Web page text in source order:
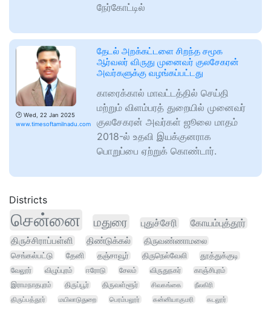
நேர்கோட்டில்
🕑 Wed, 22 Jan 2025
www.timesoftamilnadu.com
தேடல் அறக்கட்டளை சிறந்த சமூக
ஆர்வலர் விருது முனைவர் குலசேகரன்
அவர்களுக்கு வழங்கப்பட்டது
காரைக்கால் மாவட்டத்தில் செய்தி
மற்றும் விளம்பரத் துறையில் முனைவர்
குலசேகரன் அவர்கள் ஜூலை மாதம்
2018-ல் உதவி இயக்குனராக
பொறுப்பை ஏற்றுக் கொண்டார்.
Districts
சென்னை மதுரை புதுச்சேரி கோயம்புத்தூர்
திருச்சிராப்பள்ளி திண்டுக்கல்
திருவண்ணாமலை
செங்கல்பட்டு
தேனி தஞ்சாவூர் திருநெல்வேலி
தூத்துக்குடி
வேலூர்
விழுப்புரம் ஈரோடு சேலம் விருதுநகர்
காஞ்சிபுரம்
இராமநாதபுரம்
திருப்பூர் திருவள்ளூர் சிவகங்கை
நீலகிரி
திருப்பத்தூர்
மயிலாடுதுறை பெரம்பலூர் கன்னியாகுமரி
கடலூர்